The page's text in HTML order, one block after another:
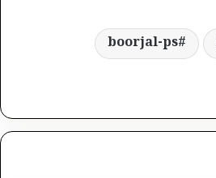
boorjal-ps